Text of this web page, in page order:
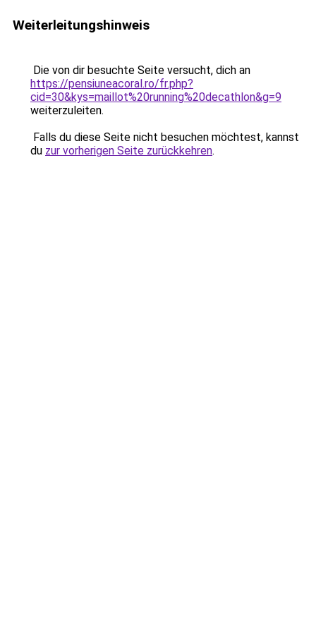
Weiterleitungshinweis
Die von dir besuchte Seite versucht, dich an
https://pensiuneacoral.ro/fr.php?
cid=30&kys=maillot%20running%20decathlon&g=9
weiterzuleiten.
Falls du diese Seite nicht besuchen möchtest, kannst
du zur vorherigen Seite zurückkehren.